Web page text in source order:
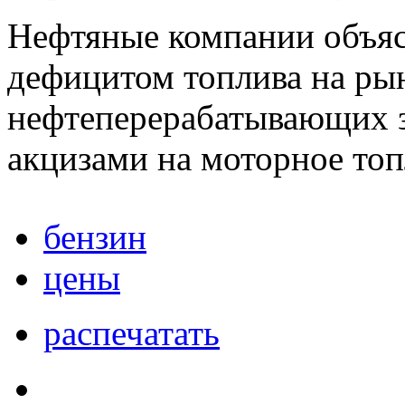
Нефтяные компании
дефицитом топлива на
нефтеперерабатывающих
акцизами на моторное
бензин
цены
распечатать